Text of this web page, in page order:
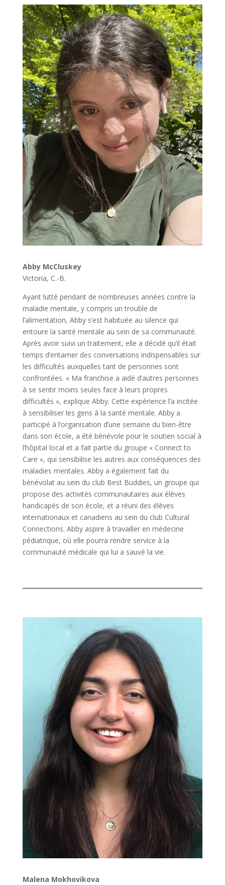
Abby McCluskey
Victoria, C.-B.
Ayant lutté pendant de nombreuses années contre la
maladie mentale, y compris un trouble de
l’alimentation, Abby s’est habituée au silence qui
entoure la santé mentale au sein de sa communauté.
Après avoir suivi un traitement, elle a décidé qu’il était
temps d’entamer des conversations indispensables sur
les difficultés auxquelles tant de personnes sont
confrontées. « Ma franchise a aidé d’autres personnes
à se sentir moins seules face à leurs propres
difficultés », explique Abby. Cette expérience l’a incitée
à sensibiliser les gens à la santé mentale. Abby a
participé à l’organisation d’une semaine du bien-être
dans son école, a été bénévole pour le soutien social à
l’hôpital local et a fait partie du groupe « Connect to
Care », qui sensibilise les autres aux conséquences des
maladies mentales. Abby a également fait du
bénévolat au sein du club Best Buddies, un groupe qui
propose des activités communautaires aux élèves
handicapés de son école, et a réuni des élèves
internationaux et canadiens au sein du club Cultural
Connections. Abby aspire à travailler en médecine
pédiatrique, où elle pourra rendre service à la
communauté médicale qui lui a sauvé la vie.
Malena Mokhovikova